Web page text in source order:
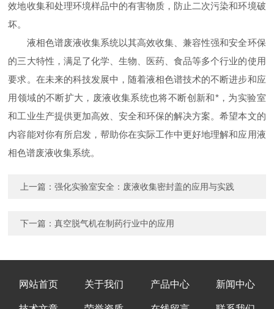
效地收集和处理环境样品中的有害物质，防止二次污染和环境破
坏。
液相色谱废液收集系统以其高效收集、兼容性强和安全环保
的三大特性，满足了化学、生物、医药、食品等多个行业的使用
要求。在未来的科技发展中，随着液相色谱技术的不断进步和应
用领域的不断扩大，废液收集系统也将不断创新和*，为实验室
和工业生产提供更加高效、安全和环保的解决方案。希望本文的
内容能对你有所启发，帮助你在实际工作中更好地理解和应用液
相色谱废液收集系统。
上一篇：强化实验室安全：废液收集密封盖的应用与实践
下一篇：真空脱气机在制药行业中的应用
网站首页 关于我们 产品中心 新闻中心